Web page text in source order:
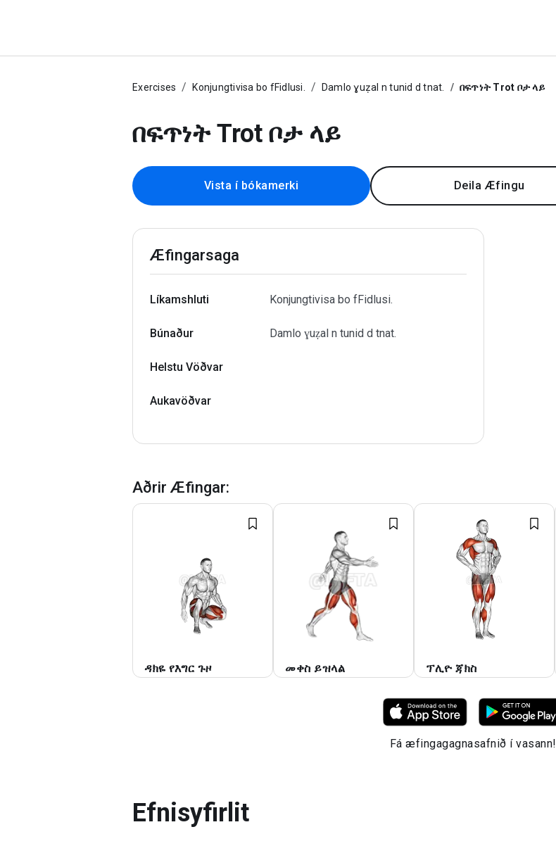
Exercises Konjungtivisa bo fFidlusi. Damlo ɣuẓal n tunid d tnat. በፍጥነት Trot ቦታ ላይ
በፍጥነት Trot ቦታ ላይ
Vista í bókamerki Deila Æfingu
Æfingarsaga
Líkamshluti Konjungtivisa bo fFidlusi.
Búnaður Damlo ɣuẓal n tunid d tnat.
Helstu Vöðvar
Aukavöðvar
Aðrir Æfingar:
ዳክዬ የእግር ጉዞ መቀስ ይዝላል ፕሊዮ ጃክስ
Fá æfingagagnasafnið í vasann!
Efnisyfirlit